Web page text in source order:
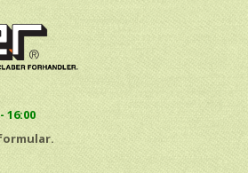
16:00